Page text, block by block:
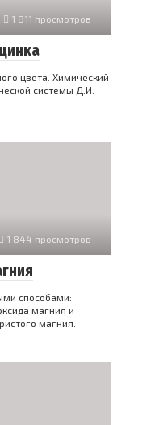
1 811 просмотров
цвета. Химический
системы Д.И.
1 844 просмотров
способами:
магния и
магния.